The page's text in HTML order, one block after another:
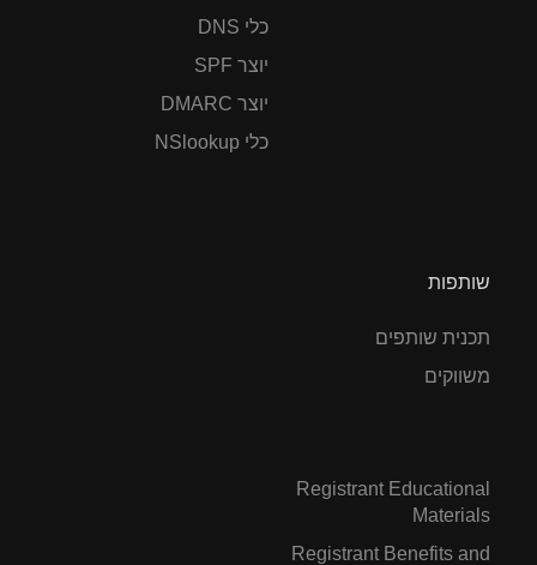
כלי DNS
יוצר SPF
יוצר DMARC
כלי NSlookup
שותפות
תכנית שותפים
משווקים
Registrant Educational
Materials
Registrant Benefits and